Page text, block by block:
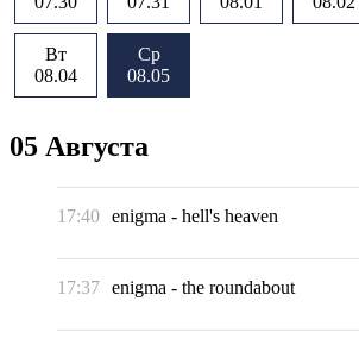
Вт
08.04
Ср
08.05
05 Августа
17:40 enigma - hell's heaven
17:37 enigma - the roundabout